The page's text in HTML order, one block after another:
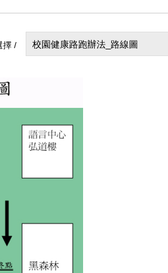
擇 / 校園健康路跑辦法_路線圖